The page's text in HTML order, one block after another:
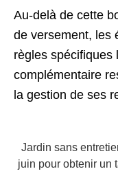
Au-delà de cette
de versement, les
règles spécifiques
complémentaire
la gestion de ses
Jardin sans
juin pour obtenir un